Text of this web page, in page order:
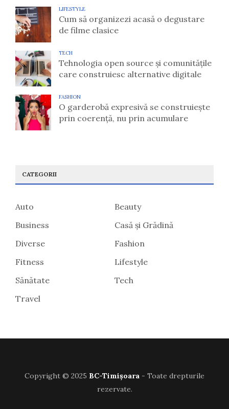
LIFESTYLE
Cum să organizezi acasă o degustare
de filme clasice
TECH
Tehnologia open source și comunitățile
care construiesc alternative digitale
FASHION
O garderobă expresivă se construiește
prin coerență, nu prin acumulare
CATEGORII
Auto
Beauty
Business
Casă și Grădină
Diverse
Fashion
Fitness
Lifestyle
Sănătate
Tech
Travel
Copyright © 2025 BC-Timișoara - Toate drepturile
rezervate.